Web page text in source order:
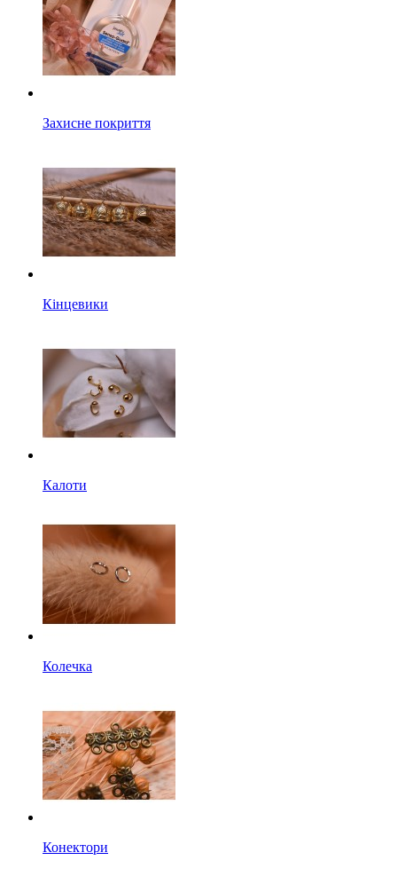
Захисне покриття
Кінцевики
Калоти
Колечка
Конектори